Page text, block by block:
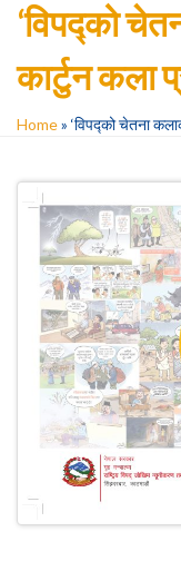
‘विपद्को
कार्टुन कला
Home» ‘विपद्को चेतना